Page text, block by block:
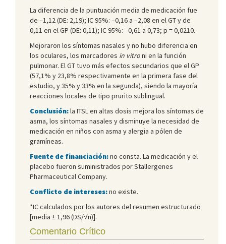
La diferencia de la puntuación media de medicación fue
de –1,12 (DE: 2,19); IC 95%: –0,16 a –2,08 en el GT y de
0,11 en el GP (DE: 0,11); IC 95%: –0,61 a 0,73; p = 0,0210.
Mejoraron los síntomas nasales y no hubo diferencia en
los oculares, los marcadores in vitroni en la función
pulmonar. El GT tuvo más efectos secundarios que el GP
(57,1% y 23,8% respectivamente en la primera fase del
estudio, y 35% y 33% en la segunda), siendo la mayoría
reacciones locales de tipo prurito sublingual.
Conclusión:la ITSL en altas dosis mejora los síntomas de
asma, los síntomas nasales y disminuye la necesidad de
medicación en niños con asma y alergia a pólen de
gramíneas.
Fuente de financiación:no consta. La medicación y el
placebo fueron suministrados por Stallergenes
Pharmaceutical Company.
Conflicto de intereses:no existe.
*IC calculados por los autores del resumen estructurado
[media ± 1,96 (DS/√n)].
Comentario Crítico